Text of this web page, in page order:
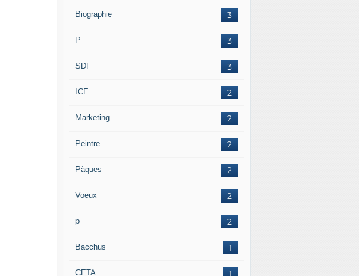
3
Biographie
3
P
3
SDF
2
ICE
2
Marketing
2
Peintre
2
Pàques
2
Voeux
2
p
1
Bacchus
1
CETA